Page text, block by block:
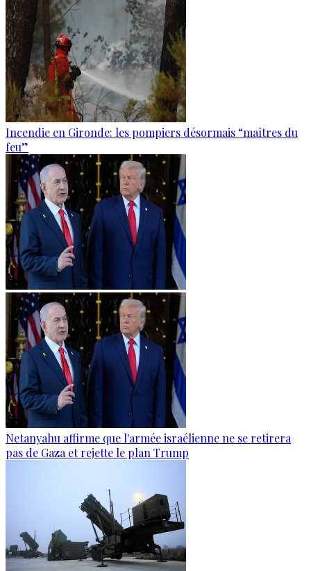
Incendie en Gironde: les pompiers désormais “maîtres du
feu”
Netanyahu affirme que l'armée israélienne ne se retirera
pas de Gaza et rejette le plan Trump